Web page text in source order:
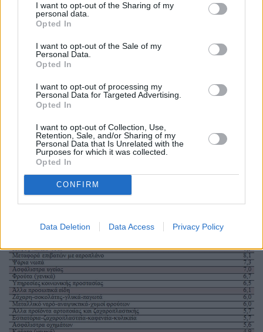
I want to opt-out of the Sharing of my
personal data.
Opted In
I want to opt-out of the Sale of my
Personal Data.
Opted In
I want to opt-out of processing my
Personal Data for Targeted Advertising.
Opted In
I want to opt-out of Collection, Use,
Retention, Sale, and/or Sharing of my
Personal Data that Is Unrelated with the
Purposes for which it was collected.
Opted In
CONFIRM
Data Deletion Data Access Privacy Policy
επισκευή εξοπλισμού προσωπικής μεταφοράς, άλλες
υπηρεσίες σχετικές με την προσωπική μεταφορά,
εισιτήρια μεταφοράς επιβατών με αεροπλάνο.
Από τον πίνκακα της ΕΛΣΤΑΤ, προκύπτει πως εκτός
σημαντικές αυξήσεις τιμών καταγράφουν το κόστος
των ξενοδοχείων, τα ενοίκια των κατοικιών που
αυξάανονται κατά 10,5%, το ηλεκτρικό ρεύμα καθώς
και πλήθος ειδδών διατροφής.